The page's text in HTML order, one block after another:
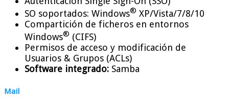
SO soportados: Windows® XP/Vista/7/8/10
Compartición de ficheros en entornos
Windows® (CIFS)
Permisos de acceso y modificación de
Usuarios & Grupos (ACLs)
Software integrado: Samba
Mail